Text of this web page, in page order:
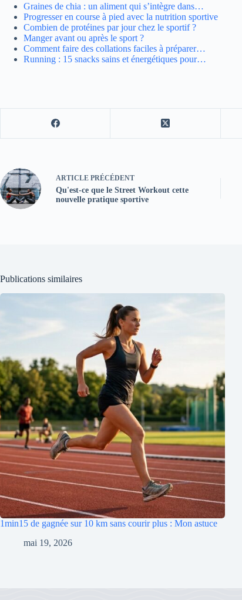
Graines de chia : un aliment qui s’intègre dans…
Progresser en course à pied avec la nutrition sportive
Combien de protéines par jour chez le sportif ?
Manger avant ou après le sport ?
Comment faire des collations faciles à préparer…
Running : 15 snacks sains et énergétiques pour…
ARTICLE PRÉCÉDENT
Qu'est-ce que le Street Workout cette
nouvelle pratique sportive
Publications similaires
1min15 de gagnée sur 10 km sans courir plus : Mon astuce
mai 19, 2026